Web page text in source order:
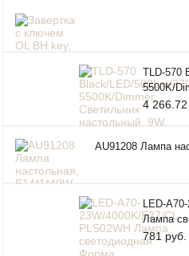
TLD-570
5500K/
9W.
4 266.72
AU91208 Лампа
LED-
Лампа
781 руб.